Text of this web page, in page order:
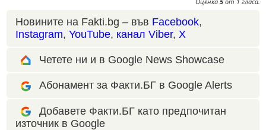
Новините на Fakti.bg – във Facebook,
Instagram, YouTube, канал Viber, X
Четете ни и в Google News Showcase
Абонамент за Факти.БГ в Google Alerts
Добавете Факти.БГ като предпочитан
източник в Google